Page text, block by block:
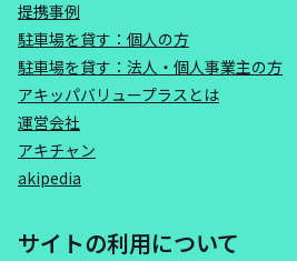
提携事例
駐車場を貸す：個人の方
駐車場を貸す：法人・個人事業主の方
アキッパバリュープラスとは
運営会社
アキチャン
akipedia
サイトの利用について